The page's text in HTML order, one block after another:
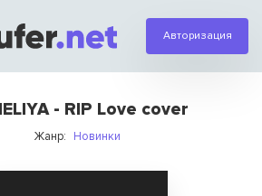
Авторизация
- RIP Love cover
Жанр: Новинки